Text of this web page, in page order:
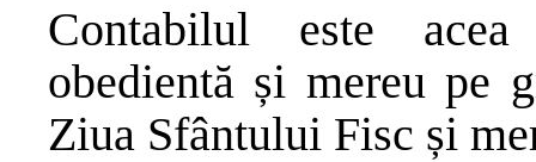
Contabilul este
obedientă și mereu pe
Ziua Sfântului Fisc și